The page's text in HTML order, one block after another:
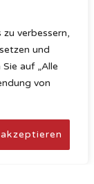
verbessern,
und
auf „Alle
von
us